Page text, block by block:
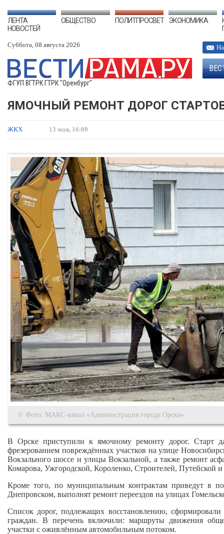
ЛЕНТА
НОВОСТЕЙ
ОБЩЕСТВО ПОЛИТПРОСВЕТ ЭКОНОМИКА
Суббота, 08 августа 2026
ФГУП ВГТРК ГТРК "Оренбург"
ЯМОЧНЫЙ РЕМОНТ ДОРОГ
ЖКХ 13 мая, 16:00
© Фото: МАКС-канал «Администрация города Орска»
В Орске приступили к ямочному ремонту дорог. Старт
фрезерованием повреждённых участков на улице
Вокзального шоссе и улицы Вокзальной, а также ремонт
Комарова, Ужгородской, Короленко, Строителей, Путейской
Кроме того, по муниципальным контрактам приведут в
Днепровском, выполнят ремонт переездов на улицах
Список дорог, подлежащих восстановлению,
граждан. В перечень включили: маршруты движения
участки с оживлённым автомобильным потоком.